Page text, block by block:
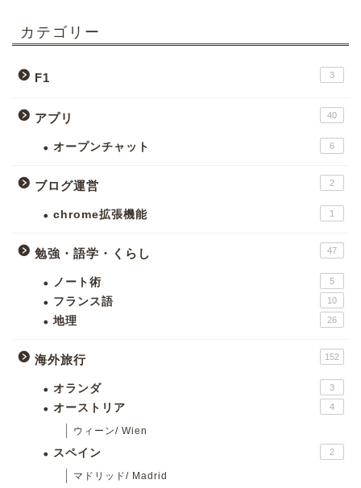
カテゴリー
F1 3
アプリ 40
オープンチャット 6
ブログ運営 2
chrome拡張機能 1
勉強・語学・くらし 47
ノート術 5
フランス語 10
地理 26
海外旅行 152
オランダ 3
オーストリア 4
ウィーン/ Wien
スペイン 2
マドリッド/ Madrid